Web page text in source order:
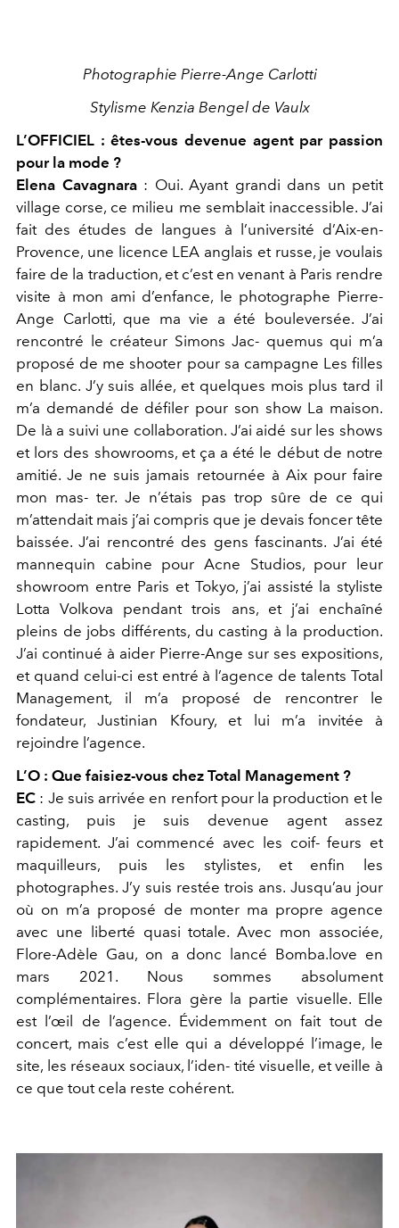
Photographie Pierre-Ange Carlotti
Stylisme Kenzia Bengel de Vaulx
L’OFFICIEL :êtes-vous devenue agent par passion
pour la mode ?
Elena Cavagnara: Oui. Ayant grandi dans un petit
village corse, ce milieu me semblait inaccessible. J’ai
fait des études de langues à l’université d’Aix-en-
Provence, une licence LEA anglais et russe, je voulais
faire de la traduction, et c’est en venant à Paris rendre
visite à mon ami d’enfance, le photographe Pierre-
Ange Carlotti, que ma vie a été bouleversée. J’ai
rencontré le créateur Simons Jac- quemus qui m’a
proposé de me shooter pour sa campagne Les filles
en blanc. J’y suis allée, et quelques mois plus tard il
m’a demandé de défiler pour son show La maison.
De là a suivi une collaboration. J’ai aidé sur les shows
et lors des showrooms, et ça a été le début de notre
amitié. Je ne suis jamais retournée à Aix pour faire
mon mas- ter. Je n’étais pas trop sûre de ce qui
m’attendait mais j’ai compris que je devais foncer tête
baissée. J’ai rencontré des gens fascinants. J’ai été
mannequin cabine pour Acne Studios, pour leur
showroom entre Paris et Tokyo, j’ai assisté la styliste
Lotta Volkova pendant trois ans, et j’ai enchaîné
pleins de jobs différents, du casting à la production.
J’ai continué à aider Pierre-Ange sur ses expositions,
et quand celui-ci est entré à l’agence de talents Total
Management, il m’a proposé de rencontrer le
fondateur, Justinian Kfoury, et lui m’a invitée à
rejoindre l’agence.
L’O : Que faisiez-vous chez Total Management ?
EC : Je suis arrivée en renfort pour la production et le
casting, puis je suis devenue agent assez
rapidement. J’ai commencé avec les coif- feurs et
maquilleurs, puis les stylistes, et enfin les
photographes. J’y suis restée trois ans. Jusqu’au jour
où on m’a proposé de monter ma propre agence
avec une liberté quasi totale. Avec mon associée,
Flore-Adèle Gau, on a donc lancé Bomba.love en
mars 2021. Nous sommes absolument
complémentaires. Flora gère la partie visuelle. Elle
est l’œil de l’agence. Évidemment on fait tout de
concert, mais c’est elle qui a développé l’image, le
site, les réseaux sociaux, l’iden- tité visuelle, et veille à
ce que tout cela reste cohérent.